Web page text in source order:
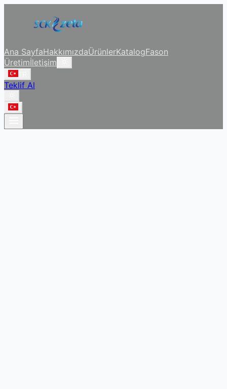
Ana SayfaHakkımızdaÜrünlerKatalogFason
Üretimİletişim
Teklif Al